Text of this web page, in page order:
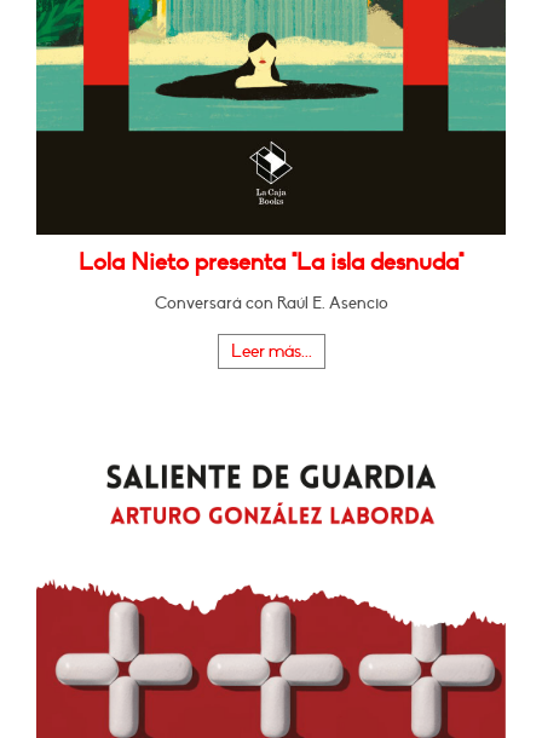
Lola Nieto presenta "La isla desnuda"
Conversará con Raúl E. Asencio
Leer más...